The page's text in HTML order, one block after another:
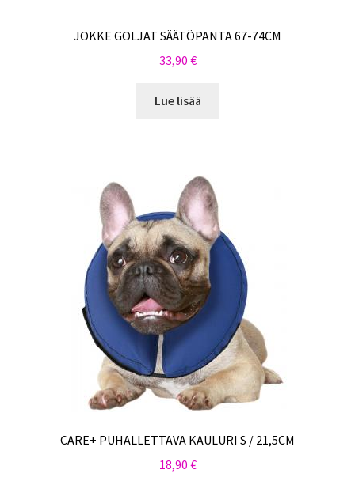
JOKKE GOLJAT SÄÄTÖPANTA 67-74CM
33,90 €
Lue lisää
CARE+ PUHALLETTAVA KAULURI S / 21,5CM
18,90 €